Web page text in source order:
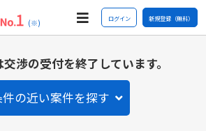
(※) ログイン 新規登録（無料）
渉の受付を終了しています。
件の近い案件を探す